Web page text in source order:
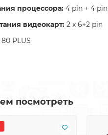
процессора: 4 pin + 4 pin
видеокарт: 2 x 6+2 pin
80 PLUS
посмотреть